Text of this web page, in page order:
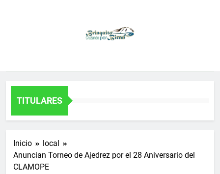
TITULARES
Inicio
local
Anuncian Torneo de Ajedrez por el 28 Aniversario del
CLAMOPE